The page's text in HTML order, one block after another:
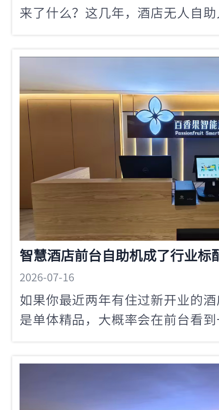
来了什么？这几年，酒店无人自
着什么？今天我们来深入聊聊这个
2026-07-16
如果你最近两年有住过新开业的
是单体精品，大概率会在前台看
家的示范效应让这个趋势越来越